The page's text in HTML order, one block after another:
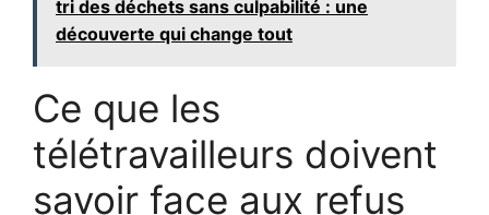
tri des déchets sans culpabilité : une
découverte qui change tout
Ce que les
télétravailleurs doivent
savoir face aux refus